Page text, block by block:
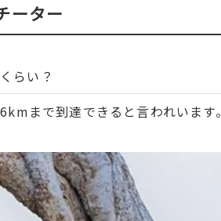
ーター
らい？
まで到達できると言われいます。